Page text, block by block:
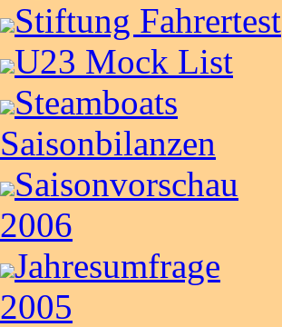
Stiftung Fahrertest
U23 Mock List
Steamboats
Saisonbilanzen
Saisonvorschau
2006
Jahresumfrage
2005